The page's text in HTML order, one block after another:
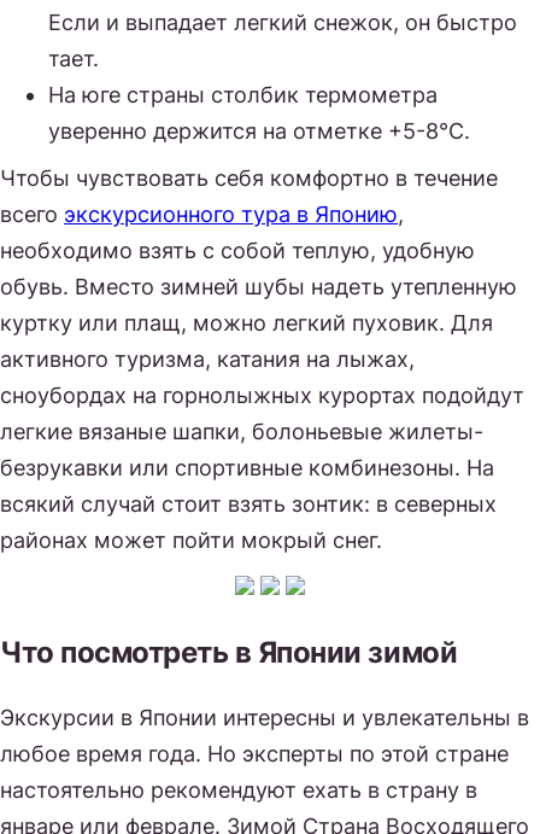
Если и выпадает легкий снежок, он быстро
тает.
На юге страны столбик термометра
уверенно держится на отметке +5-8°С.
Чтобы чувствовать себя комфортно в течение
всего экскурсионного тура в Японию,
необходимо взять с собой теплую, удобную
обувь. Вместо зимней шубы надеть утепленную
куртку или плащ, можно легкий пуховик. Для
активного туризма, катания на лыжах,
сноубордах на горнолыжных курортах подойдут
легкие вязаные шапки, болоньевые жилеты-
безрукавки или спортивные комбинезоны. На
всякий случай стоит взять зонтик: в северных
районах может пойти мокрый снег.
Что посмотреть в Японии зимой
Экскурсии в Японии интересны и увлекательны в
любое время года. Но эксперты по этой стране
настоятельно рекомендуют ехать в страну в
январе или феврале. Зимой Страна Восходящего